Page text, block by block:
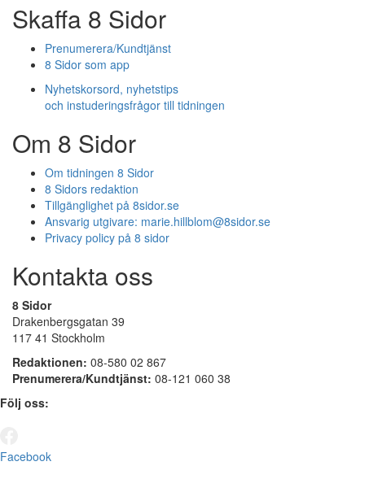
Skaffa 8 Sidor
Prenumerera/Kundtjänst
8 Sidor som app
Nyhetskorsord, nyhetstips
och instuderingsfrågor till tidningen
Om 8 Sidor
Om tidningen 8 Sidor
8 Sidors redaktion
Tillgänglighet på 8sidor.se
Ansvarig utgivare: marie.hillblom@8sidor.se
Privacy policy på 8 sidor
Kontakta oss
8 Sidor
Drakenbergsgatan 39
117 41 Stockholm
Redaktionen: 08-580 02 867
Prenumerera/Kundtjänst: 08-121 060 38
Följ oss:
Facebook